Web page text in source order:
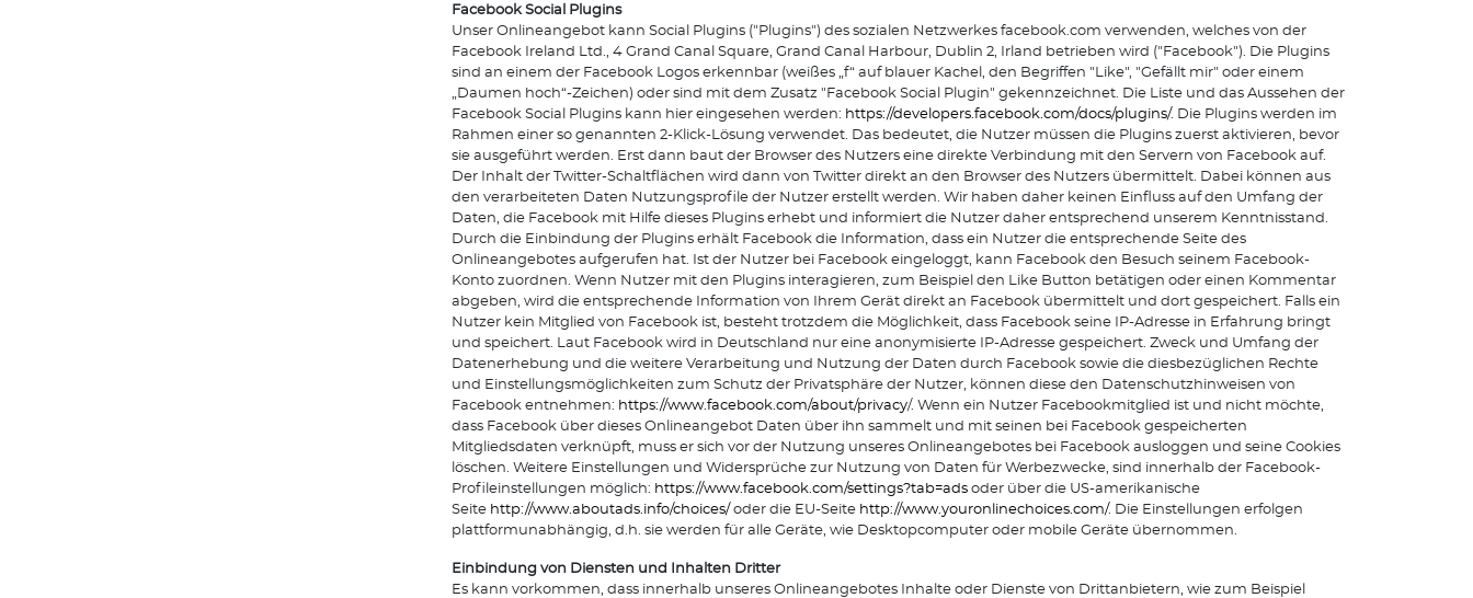
Facebook Social Plugins
Unser Onlineangebot kann Social Plugins ("Plugins") des sozialen Netzwerkes facebook.com verwenden, welches von der
Facebook Ireland Ltd., 4 Grand Canal Square, Grand Canal Harbour, Dublin 2, Irland betrieben wird ("Facebook"). Die Plugins
sind an einem der Facebook Logos erkennbar (weißes „f“ auf blauer Kachel, den Begriffen "Like", "Gefällt mir" oder einem
„Daumen hoch“-Zeichen) oder sind mit dem Zusatz "Facebook Social Plugin" gekennzeichnet. Die Liste und das Aussehen der
Facebook Social Plugins kann hier eingesehen werden: https://developers.facebook.com/docs/plugins/. Die Plugins werden im
Rahmen einer so genannten 2-Klick-Lösung verwendet. Das bedeutet, die Nutzer müssen die Plugins zuerst aktivieren, bevor
sie ausgeführt werden. Erst dann baut der Browser des Nutzers eine direkte Verbindung mit den Servern von Facebook auf.
Der Inhalt der Twitter-Schaltflächen wird dann von Twitter direkt an den Browser des Nutzers übermittelt. Dabei können aus
den verarbeiteten Daten Nutzungsprofile der Nutzer erstellt werden. Wir haben daher keinen Einfluss auf den Umfang der
Daten, die Facebook mit Hilfe dieses Plugins erhebt und informiert die Nutzer daher entsprechend unserem Kenntnisstand.
Durch die Einbindung der Plugins erhält Facebook die Information, dass ein Nutzer die entsprechende Seite des
Onlineangebotes aufgerufen hat. Ist der Nutzer bei Facebook eingeloggt, kann Facebook den Besuch seinem Facebook-
Konto zuordnen. Wenn Nutzer mit den Plugins interagieren, zum Beispiel den Like Button betätigen oder einen Kommentar
abgeben, wird die entsprechende Information von Ihrem Gerät direkt an Facebook übermittelt und dort gespeichert. Falls ein
Nutzer kein Mitglied von Facebook ist, besteht trotzdem die Möglichkeit, dass Facebook seine IP-Adresse in Erfahrung bringt
und speichert. Laut Facebook wird in Deutschland nur eine anonymisierte IP-Adresse gespeichert. Zweck und Umfang der
Datenerhebung und die weitere Verarbeitung und Nutzung der Daten durch Facebook sowie die diesbezüglichen Rechte
und Einstellungsmöglichkeiten zum Schutz der Privatsphäre der Nutzer, können diese den Datenschutzhinweisen von
Facebook entnehmen: https://www.facebook.com/about/privacy/. Wenn ein Nutzer Facebookmitglied ist und nicht möchte,
dass Facebook über dieses Onlineangebot Daten über ihn sammelt und mit seinen bei Facebook gespeicherten
Mitgliedsdaten verknüpft, muss er sich vor der Nutzung unseres Onlineangebotes bei Facebook ausloggen und seine Cookies
löschen. Weitere Einstellungen und Widersprüche zur Nutzung von Daten für Werbezwecke, sind innerhalb der Facebook-
Profileinstellungen möglich: https://www.facebook.com/settings?tab=ads oder über die US-amerikanische
Seite http://www.aboutads.info/choices/ oder die EU-Seite http://www.youronlinechoices.com/. Die Einstellungen erfolgen
plattformunabhängig, d.h. sie werden für alle Geräte, wie Desktopcomputer oder mobile Geräte übernommen.
Einbindung von Diensten und Inhalten Dritter
Es kann vorkommen, dass innerhalb unseres Onlineangebotes Inhalte oder Dienste von Drittanbietern, wie zum Beispiel